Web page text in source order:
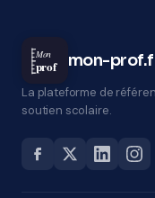
Mon
prof mon-
La plateforme de
soutien scolaire.